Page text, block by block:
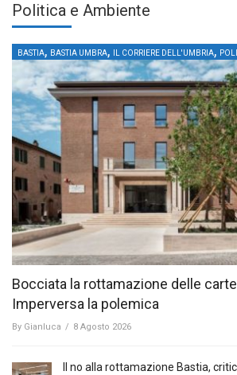
Politica e Ambiente
BASTIA, BASTIA UMBRA, IL CORRIERE DELL'UMBRIA,
Bocciata la rottamazione delle
Imperversa la polemica
By Gianluca / 8 Agosto 2026
Il no alla rottamazione Bastia,